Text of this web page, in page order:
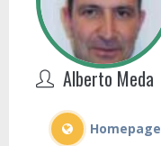
Alberto Meda
Homepage